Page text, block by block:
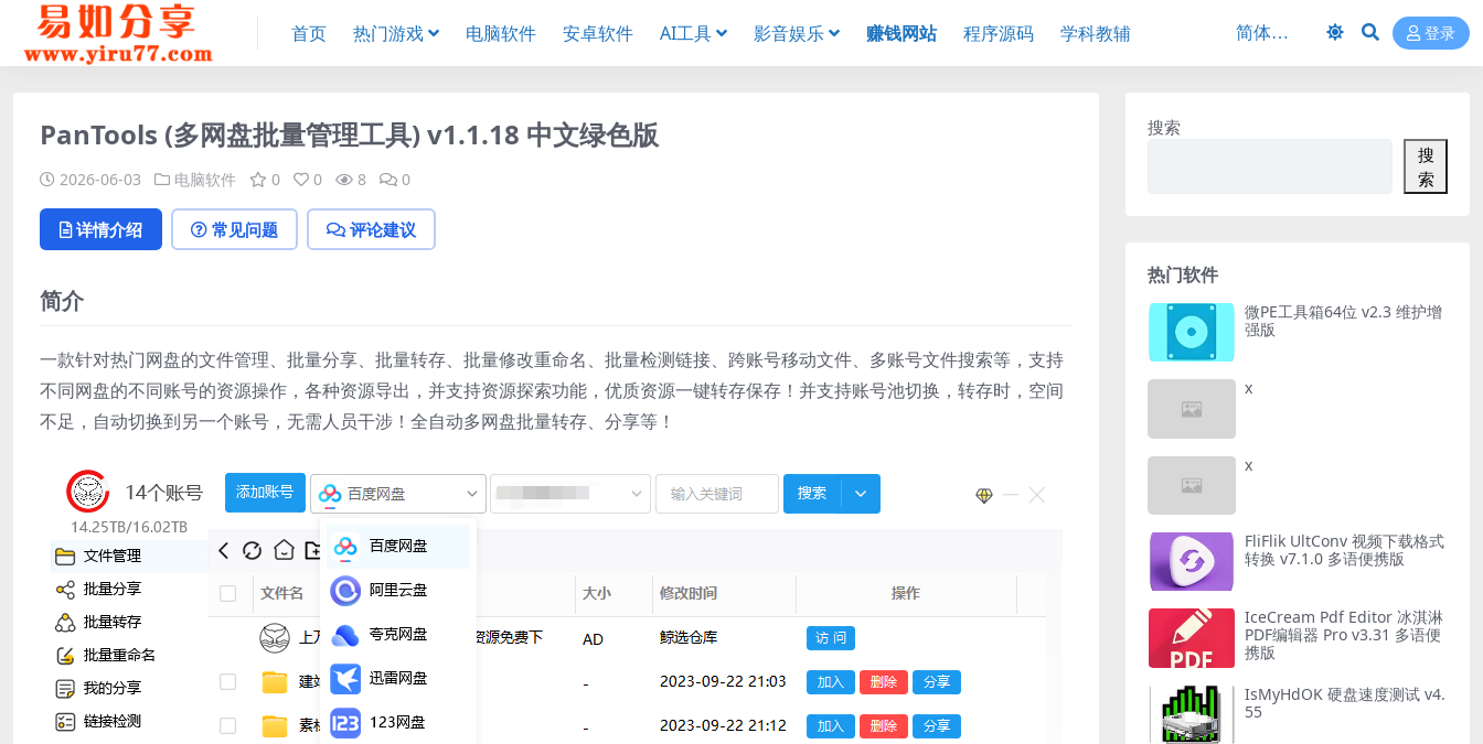
首页 热门游戏 电脑软件 安卓软件 AI工具 影音娱乐 赚钱网站 程序源码 学科教辅 登录
PanTools (多网盘批量管理工具) v1.1.18 中文绿色版
2026-06-03 电脑软件 0 0 8 0
详情介绍 常见问题 评论建议
简介
一款针对热门网盘的文件管理、批量分享、批量转存、批量修改重命名、批量检测链接、跨账号移动文件、多账号文件搜索等，支持
不同网盘的不同账号的资源操作，各种资源导出，并支持资源探索功能，优质资源一键转存保存！并支持账号池切换，转存时，空间
不足，自动切换到另一个账号，无需人员干涉！全自动多网盘批量转存、分享等！
搜索
搜
索
热门软件
微PE工具箱64位 v2.3 维护增
强版
x
x
FliFlik UltConv 视频下载格式
转换 v7.1.0 多语便携版
IceCream Pdf Editor 冰淇淋
PDF编辑器 Pro v3.31 多语便
携版
IsMyHdOK 硬盘速度测试 v4.
55